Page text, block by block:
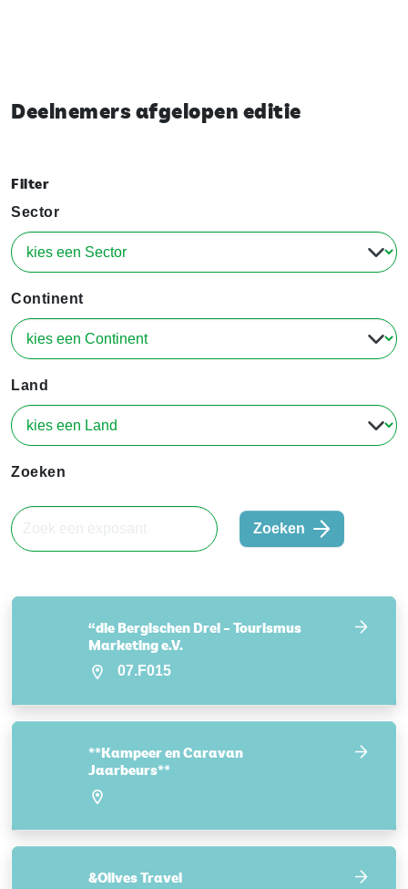
Deelnemers afgelopen editie
Filter
Sector
Continent
Land
Zoeken
Zoeken
“die Bergischen Drei – Tourismus
Marketing e.V.
07.F015
**Kampeer en Caravan
Jaarbeurs**
&Olives Travel